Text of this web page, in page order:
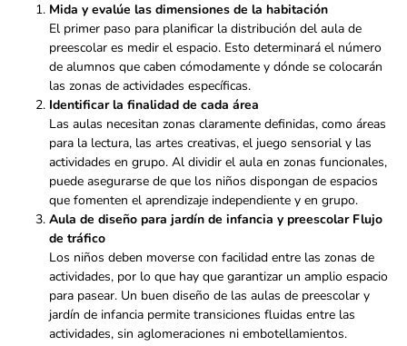
Mida y evalúe las dimensiones de la habitación
El primer paso para planificar la distribución del aula de
preescolar es medir el espacio. Esto determinará el número
de alumnos que caben cómodamente y dónde se colocarán
las zonas de actividades específicas.
Identificar la finalidad de cada área
Las aulas necesitan zonas claramente definidas, como áreas
para la lectura, las artes creativas, el juego sensorial y las
actividades en grupo. Al dividir el aula en zonas funcionales,
puede asegurarse de que los niños dispongan de espacios
que fomenten el aprendizaje independiente y en grupo.
Aula de diseño para jardín de infancia y preescolar Flujo
de tráfico
Los niños deben moverse con facilidad entre las zonas de
actividades, por lo que hay que garantizar un amplio espacio
para pasear. Un buen diseño de las aulas de preescolar y
jardín de infancia permite transiciones fluidas entre las
actividades, sin aglomeraciones ni embotellamientos.